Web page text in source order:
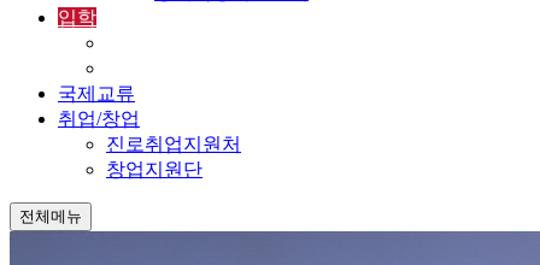
입학
국제교류
취업/창업
진로취업지원처
창업지원단
전체메뉴